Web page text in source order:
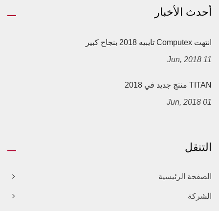
أحدث الأخبار
انتهت Computex تايبيه 2018 بنجاح كبير
11 Jun, 2018
TITAN منتج جديد في 2018
01 Jun, 2018
التنقل
الصفحة الرئيسية
الشركة